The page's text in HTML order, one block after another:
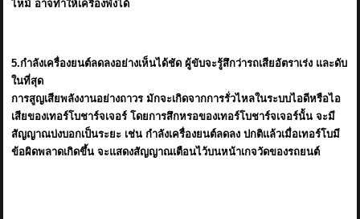
ไหม้ อาจทำให้เครื่องพังได้
5.กำลังเครื่องยนต์ลดลงอย่างเห็นได้ชัด ผู้ขับจะรู้สึกว่ารถเสียอัตราเร่ง และดับ
ในที่สุด
การสูญเสียพลังงานอย่างถาวร มักจะเกิดจากการรั่วไหลในระบบไอดีหรือไอ
เสียของเทอร์โบชาร์จเจอร์ โดยการสึกหรอของเทอร์โบชาร์จเจอร์นั้น จะมี
สัญญาณบ่งบอกเป็นระยะ เช่น กำลังเครื่องยนต์ลดลง ปกติแล้วเมื่อเทอร์โบมี
ข้อผิดพลาดเกิดขึ้น จะแสดงสัญญาณเตือนไว้บนหน้าเกจวัดของรถยนต์